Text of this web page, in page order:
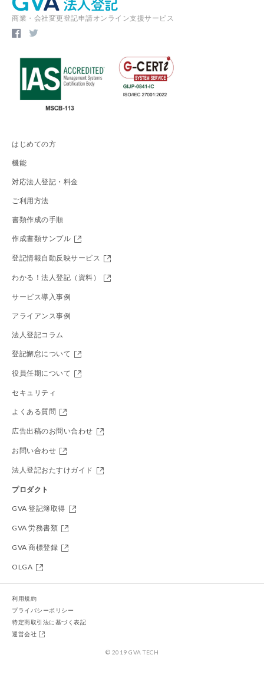
商業・会社変更登記申請オンライン支援サービス
はじめての方
機能
対応法人登記・料金
ご利用方法
書類作成の手順
作成書類サンプル
登記情報自動反映サービス
わかる！法人登記（資料）
サービス導入事例
アライアンス事例
法人登記コラム
登記懈怠について
役員任期について
セキュリティ
よくある質問
広告出稿のお問い合わせ
お問い合わせ
法人登記おたすけガイド
プロダクト
GVA 登記簿取得
GVA 労務書類
GVA 商標登録
OLGA
利用規約
プライバシーポリシー
特定商取引法に基づく表記
運営会社
© 2019 GVA TECH